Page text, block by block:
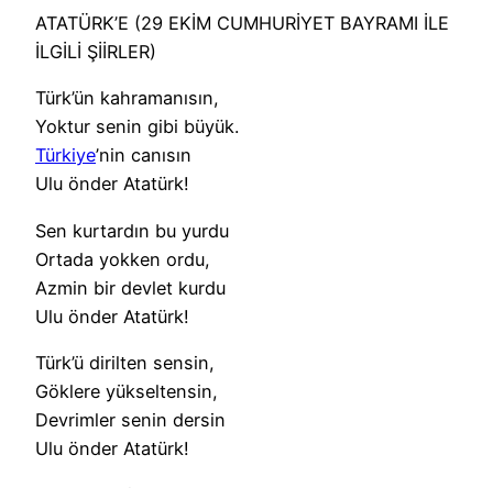
ATATÜRK’E (29 EKİM CUMHURİYET BAYRAMI İLE
İLGİLİ ŞİİRLER)
Türk’ün kahramanısın,
Yoktur senin gibi büyük.
Türkiye’nin canısın
Ulu önder Atatürk!
Sen kurtardın bu yurdu
Ortada yokken ordu,
Azmin bir devlet kurdu
Ulu önder Atatürk!
Türk’ü dirilten sensin,
Göklere yükseltensin,
Devrimler senin dersin
Ulu önder Atatürk!